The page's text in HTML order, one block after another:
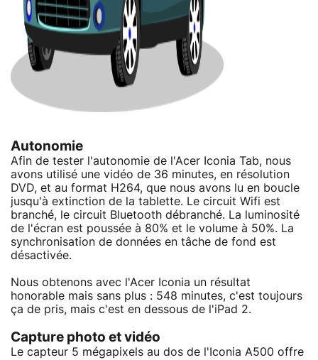
Autonomie
Afin de tester l'autonomie de l'Acer Iconia Tab, nous
avons utilisé une vidéo de 36 minutes, en résolution
DVD, et au format H264, que nous avons lu en boucle
jusqu'à extinction de la tablette. Le circuit Wifi est
branché, le circuit Bluetooth débranché. La luminosité
de l'écran est poussée à 80% et le volume à 50%. La
synchronisation de données en tâche de fond est
désactivée.
Nous obtenons avec l'Acer Iconia un résultat
honorable mais sans plus : 548 minutes, c'est toujours
ça de pris, mais c'est en dessous de l'iPad 2.
Capture photo et vidéo
Le capteur 5 mégapixels au dos de l'Iconia A500 offre